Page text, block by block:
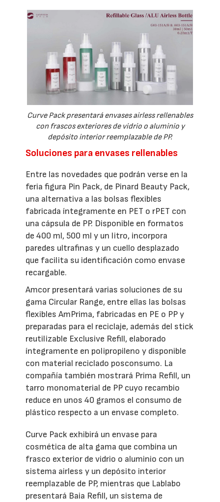
Curve Pack presentará envases airless rellenables
con frascos exteriores de vidrio o aluminio y
depósito interior reemplazable de PP.
Soluciones para envases rellenables
Entre las novedades que podrán verse en la
feria figura Pin Pack, de Pinard Beauty Pack,
una alternativa a las bolsas flexibles
fabricada íntegramente en PET o rPET con
una cápsula de PP. Disponible en formatos
de 400 ml, 500 ml y un litro, incorpora
paredes ultrafinas y un cuello desplazado
que facilita su identificación como envase
recargable.
Amcor presentará varias soluciones de su
gama Circular Range, entre ellas las bolsas
flexibles AmPrima, fabricadas en PE o PP y
preparadas para el reciclaje, además del stick
reutilizable Exclusive Refill, elaborado
íntegramente en polipropileno y disponible
con material reciclado posconsumo. La
compañía también mostrará Prima Refill, un
tarro monomaterial de PP cuyo recambio
reduce en unos 40 gramos el consumo de
plástico respecto a un envase completo.
Curve Pack exhibirá un envase para
cosmética de alta gama que combina un
frasco exterior de vidrio o aluminio con un
sistema airless y un depósito interior
reemplazable de PP, mientras que Lablabo
presentará Baia Refill, un sistema de